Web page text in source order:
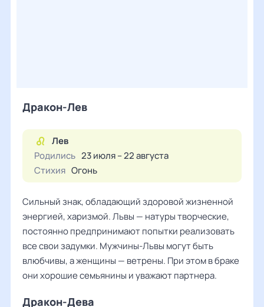
Дракон-Лев
Лев
Родились 23 июля – 22 августа
Стихия Огонь
Сильный знак, обладающий здоровой жизненной
энергией, харизмой. Львы — натуры творческие,
постоянно предпринимают попытки реализовать
все свои задумки. Мужчины-Львы могут быть
влюбчивы, а женщины — ветрены. При этом в браке
они хорошие семьянины и уважают партнера.
Дракон-Дева